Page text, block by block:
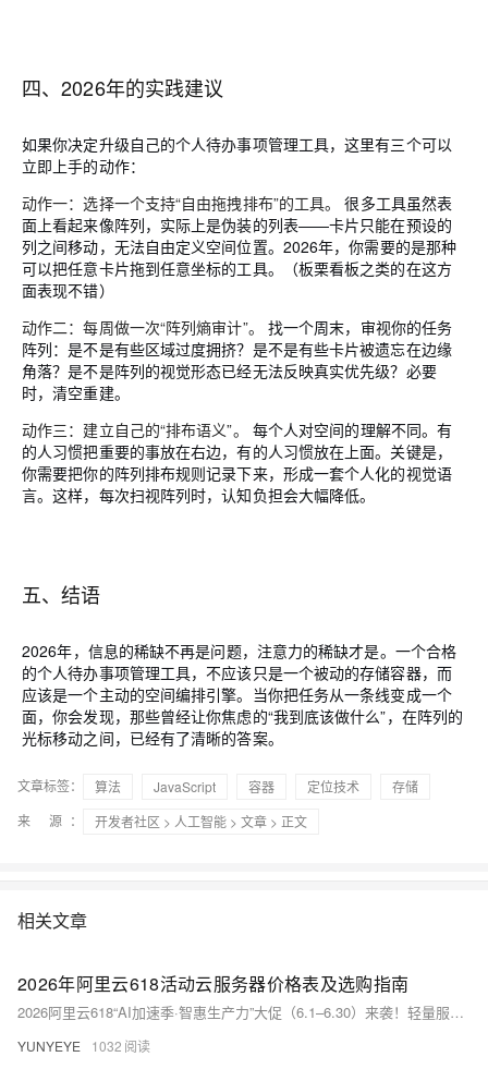
四、2026年的实践建议
如果你决定升级自己的个人待办事项管理工具，这里有三个可以
立即上手的动作：
动作一：选择一个支持“自由拖拽排布”的工具。
很多工具虽然表
面上看起来像阵列，实际上是伪装的列表——卡片只能在预设的
列之间移动，无法自由定义空间位置。2026年，你需要的是那种
可以把任意卡片拖到任意坐标的工具。（板栗看板之类的在这方
面表现不错）
动作二：每周做一次“阵列熵审计”。
找一个周末，审视你的任务
阵列：是不是有些区域过度拥挤？是不是有些卡片被遗忘在边缘
角落？是不是阵列的视觉形态已经无法反映真实优先级？必要
时，清空重建。
动作三：建立自己的“排布语义”。
每个人对空间的理解不同。有
的人习惯把重要的事放在右边，有的人习惯放在上面。关键是，
你需要把你的阵列排布规则记录下来，形成一套个人化的视觉语
言。这样，每次扫视阵列时，认知负担会大幅降低。
五、结语
2026年，信息的稀缺不再是问题，注意力的稀缺才是。一个合格
的个人待办事项管理工具，不应该只是一个被动的存储容器，而
应该是一个主动的空间编排引擎。当你把任务从一条线变成一个
面，你会发现，那些曾经让你焦虑的“我到底该做什么”，在阵列的
光标移动之间，已经有了清晰的答案。
文章标签： 算法 JavaScript 容器 定位技术
存储
来 源：
开发者社区 > 人工智能 > 文章 > 正文
相关文章
2026年阿里云618活动云服务器价格表及选购指南
2026阿里云618“AI加速季·智惠生产力”大促（6.1–6.30）来袭！轻量服务器低至38元/年，e实例99元/年、u1实例199元/年；u2i/c9i/g9i/r9i等高配机型享3–6.4折。新人领券最高减800元，每日限时秒杀，AI开发者优选组合购——上云省钱正当时！
YUNYEYE 1032